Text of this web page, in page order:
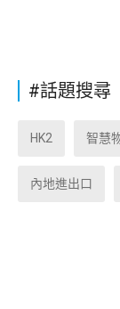
#話題搜尋
HK2 智慧
內地進出口